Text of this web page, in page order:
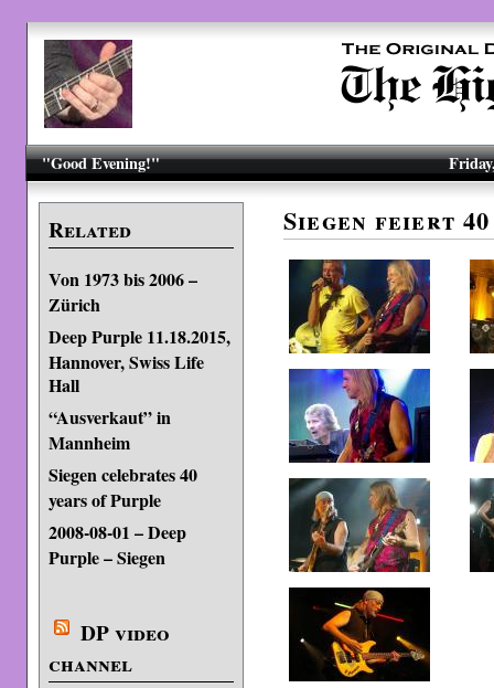
"Good Evening!"
Related
Von 1973 bis 2006 –
Zürich
Deep Purple 11.18.2015,
Hannover, Swiss Life
Hall
“Ausverkaut” in
Mannheim
Siegen celebrates 40
years of Purple
2008-08-01 – Deep
Purple – Siegen
DP video
channel
Siegen feiert